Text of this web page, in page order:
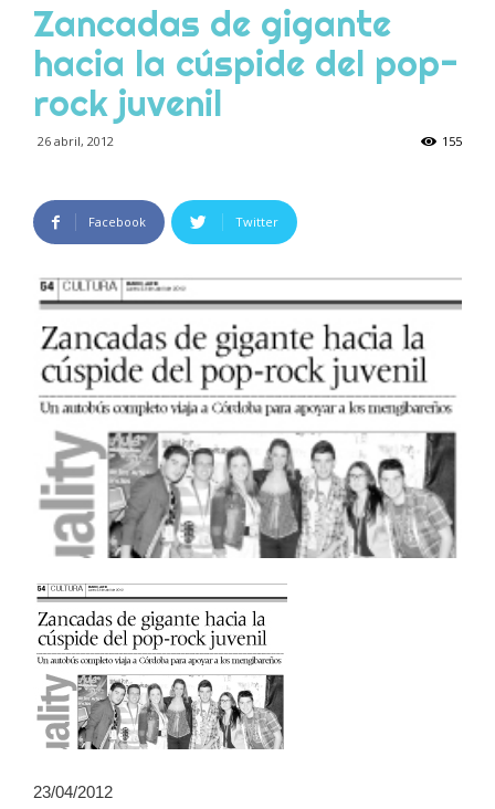
Zancadas de gigante
hacia la cúspide del pop-
rock juvenil
26 abril, 2012 155
Facebook Twitter
23/04/2012